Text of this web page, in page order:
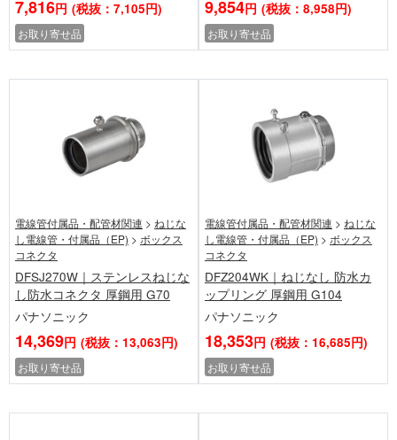
7,816円 (税抜：7,105円)
お取り寄せ品
9,854円 (税抜：8,958円)
お取り寄せ品
電線管付属品・配管材関連 > ねじな
し電線管・付属品（EP) > ボックス
コネクタ
DFSJ270W｜ステンレスねじな
し防水コネクタ 厚鋼用 G70
パナソニック
14,369円 (税抜：13,063円)
お取り寄せ品
電線管付属品・配管材関連 > ねじな
し電線管・付属品（EP) > ボックス
コネクタ
DFZ204WK｜ねじなし 防水カ
ップリング 厚鋼用 G104
パナソニック
18,353円 (税抜：16,685円)
お取り寄せ品